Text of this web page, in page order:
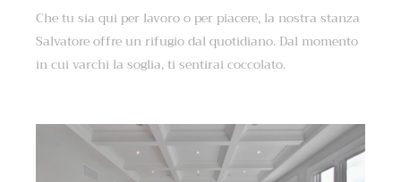
Che tu sia qui per lavoro o per piacere, la nostra stanza
Salvatore offre un rifugio dal quotidiano. Dal momento
in cui varchi la soglia, ti sentirai coccolato.